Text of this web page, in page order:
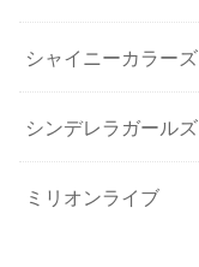
シャイニーカラーズ
シンデレラガールズ
ミリオンライブ